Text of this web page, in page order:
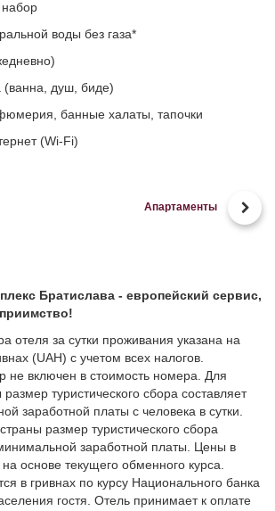
воды без газа*
(ванна, душ, биде)
банные халаты, тапочки
(Wi-Fi)
Апартаменты
Братислава - европейский сервис,
отеля за сутки проживания указана на
(UAH) с учетом всех налогов.
не включен в стоимость номера. Для
туристического сбора составляет
заработной платы с человека в сутки.
размер туристического сбора
заработной платы. Цены в
основе текущего обменного курса.
в гривнах по курсу Национального банка
гостя. Отель принимает к оплате